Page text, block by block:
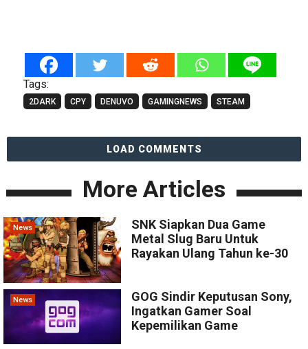
Tags:
2DARK CPY DENUVO GAMINGNEWS STEAM
LOAD COMMENTS
More Articles
News
SNK Siapkan Dua Game
Metal Slug Baru Untuk
Rayakan Ulang Tahun ke-30
News
GOG Sindir Keputusan Sony,
Ingatkan Gamer Soal
Kepemilikan Game